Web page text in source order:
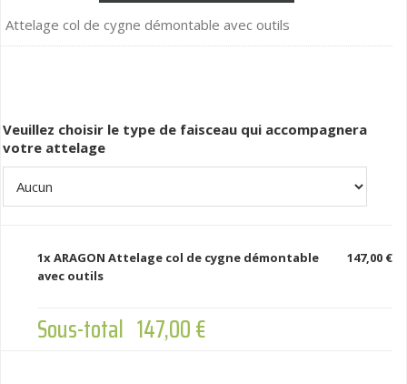
Attelage col de cygne démontable avec outils
Veuillez choisir le type de faisceau qui accompagnera
votre attelage
1xARAGON Attelage col de cygne démontable
avec outils
147,00 €
Sous-total 147,00 €